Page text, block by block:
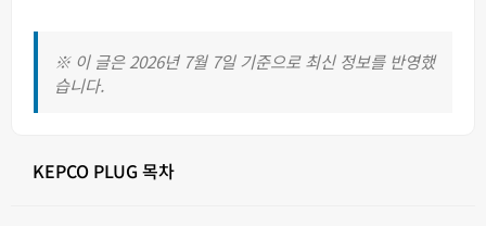
※ 이 글은 2026년 7월 7일 기준으로 최신 정보를 반영했
습니다.
KEPCO PLUG 목차